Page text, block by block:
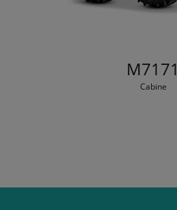
M7171
Cabine